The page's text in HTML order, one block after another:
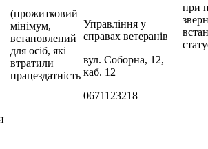
(прожитковий
мінімум,
встановлений
для осіб, які
втратили
працездатність
при
Управління у
справах ветеранів
вул. Соборна, 12,
каб. 12
0671123218